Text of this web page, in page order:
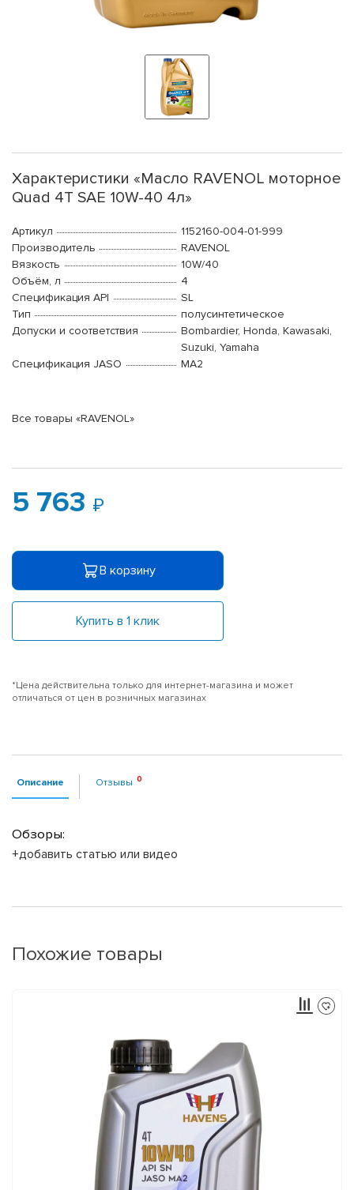
Характеристики «Масло RAVENOL моторное
Quad 4T SAE 10W-40 4л»
Артикул
1152160-004-01-999
Производитель
RAVENOL
Вязкость
10W/40
Объём, л
4
Спецификация API
SL
Тип
полусинтетическое
Допуски и соответствия
Bombardier, Honda, Kawasaki,
Suzuki, Yamaha
Спецификация JASO
MA2
Все товары «RAVENOL»
5 763
В корзину
Купить в 1 клик
*Цена действительна только для интернет-магазина и может
отличаться от цен в розничных магазинах
Описание Отзывы
Обзоры:
+добавить статью или видео
Похожие товары